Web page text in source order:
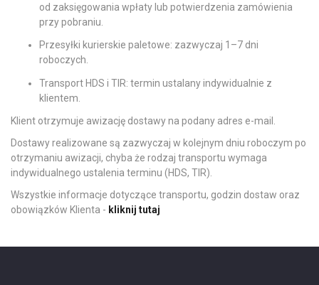
od zaksięgowania wpłaty lub potwierdzenia zamówienia
przy pobraniu.
Przesyłki kurierskie paletowe: zazwyczaj 1–7 dni
roboczych.
Transport HDS i TIR: termin ustalany indywidualnie z
klientem.
Klient otrzymuje awizację dostawy na podany adres e-mail.
Dostawy realizowane są zazwyczaj w kolejnym dniu roboczym po
otrzymaniu awizacji, chyba że rodzaj transportu wymaga
indywidualnego ustalenia terminu (HDS, TIR).
Wszystkie informacje dotyczące transportu, godzin dostaw oraz
obowiązków Klienta - kliknij tutaj